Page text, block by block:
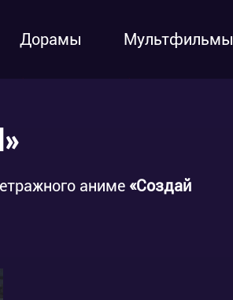
Дорамы Мультфильмы
аниме «Создай